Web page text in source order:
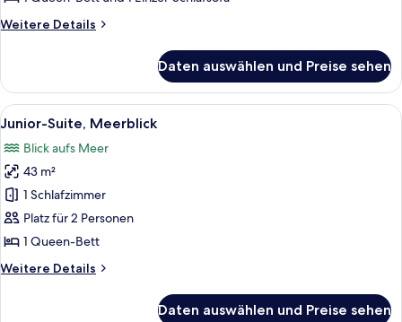
Up
anzeigen
Weitere Details
Weitere
/
Double
Room
Up
Sea
View
Daten auswählen und Preise sehen
Alle
Fotos
für
Junior-
Suite,
Meerblick
anzeigen
Ein Hotelzimmer mit Bett,
5
Junior-Suite, Meerblick
Blick aufs Meer
43 m²
1 Schlafzimmer
Platz für 2 Personen
1 Queen-Bett
Weitere Details
Weitere
Daten auswählen und Preise sehen